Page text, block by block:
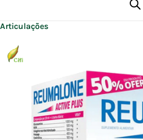
Suplementos alimentares
Articulações